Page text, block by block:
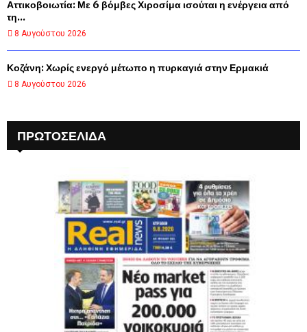
Αττικοβοιωτία: Με 6 βόμβες Χιροσίμα ισούται η ενέργεια από
τη...
8 Αυγούστου 2026
Κοζάνη: Χωρίς ενεργό μέτωπο η πυρκαγιά στην Ερμακιά
8 Αυγούστου 2026
ΠΡΩΤΟΣΈΛΙΔΑ